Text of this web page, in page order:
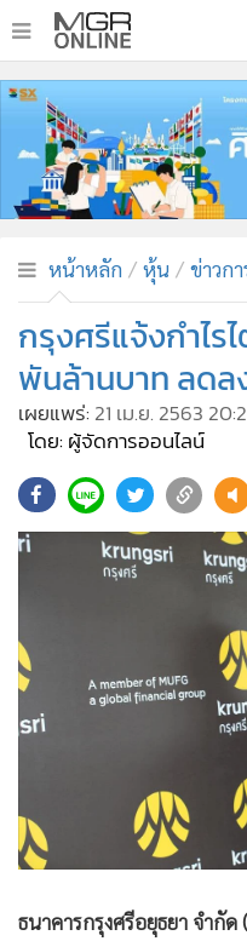
• หน้าหลัก
ทันเหตุการณ์
• ภาคใต้
• ภูมิภาค
• บันเทิง
ผู้จัดการรายวัน
• คอลัมนิสต์
• ละคร
CbizReview
• ผู้จัดกวน
•
Good health & Well-
Green Innovation & SD
•
•
Infographic
• การเมือง
• ต่างประเทศ
• เศรษฐกิจ-ธุรกิจ
หน้าหลัก หุ้น ข่าวก
กรุงศรีแจ้งกำไร
พันล้านบาท ลดล
เผยแพร่: 21 เม.ย. 2563
โดย: ผู้จัดการออนไลน์
ธนาคารกรุงศรีอยุธยา จำกัด